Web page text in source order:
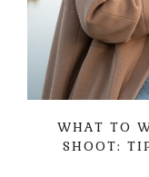
WHAT TO
SHOOT: